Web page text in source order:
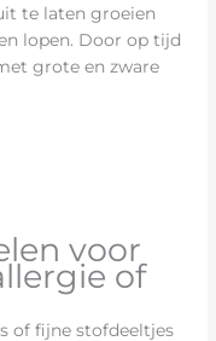
te laten groeien
lopen. Door op tijd
grote en zware
voor
of
of fijne stofdeeltjes